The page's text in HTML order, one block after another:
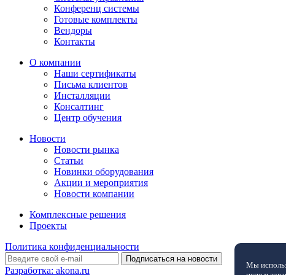
Конференц системы
Готовые комплекты
Вендоры
Контакты
О компании
Наши сертификаты
Письма клиентов
Инсталляции
Консалтинг
Центр обучения
Новости
Новости рынка
Статьи
Новинки оборудования
Акции и мероприятия
Новости компании
Комплексные решения
Проекты
Политика конфиденциальности
Разработка: akona.ru
Мы